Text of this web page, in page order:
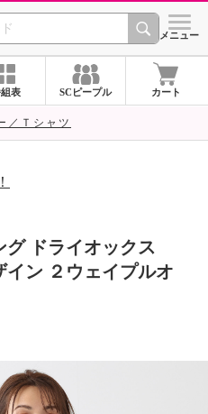
CHANNEL シメニュー
表 SCピープル カート
／Ｔシャツ
グ ドライオックス
イン ２ウェイプルオ